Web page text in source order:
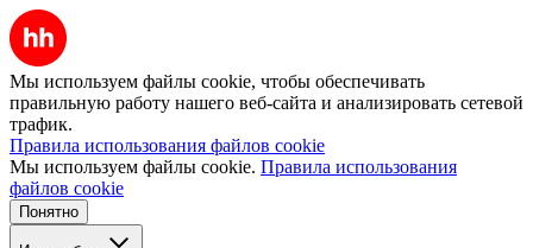
Мы используем файлы cookie, чтобы обеспечивать
правильную работу нашего веб-сайта и анализировать сетевой
трафик.
Правила использования файлов cookie
Мы используем файлы cookie. Правила использования
файлов cookie
Понятно